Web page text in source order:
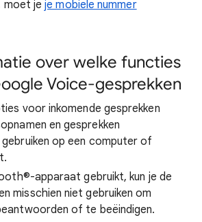
moet jeje mobiele nummer
over welke functies
Voice-gesprekken
voor inkomende gesprekken
en gesprekken
op een computer of
apparaat gebruikt, kun je de
misschien niet gebruiken om
of te beëindigen.